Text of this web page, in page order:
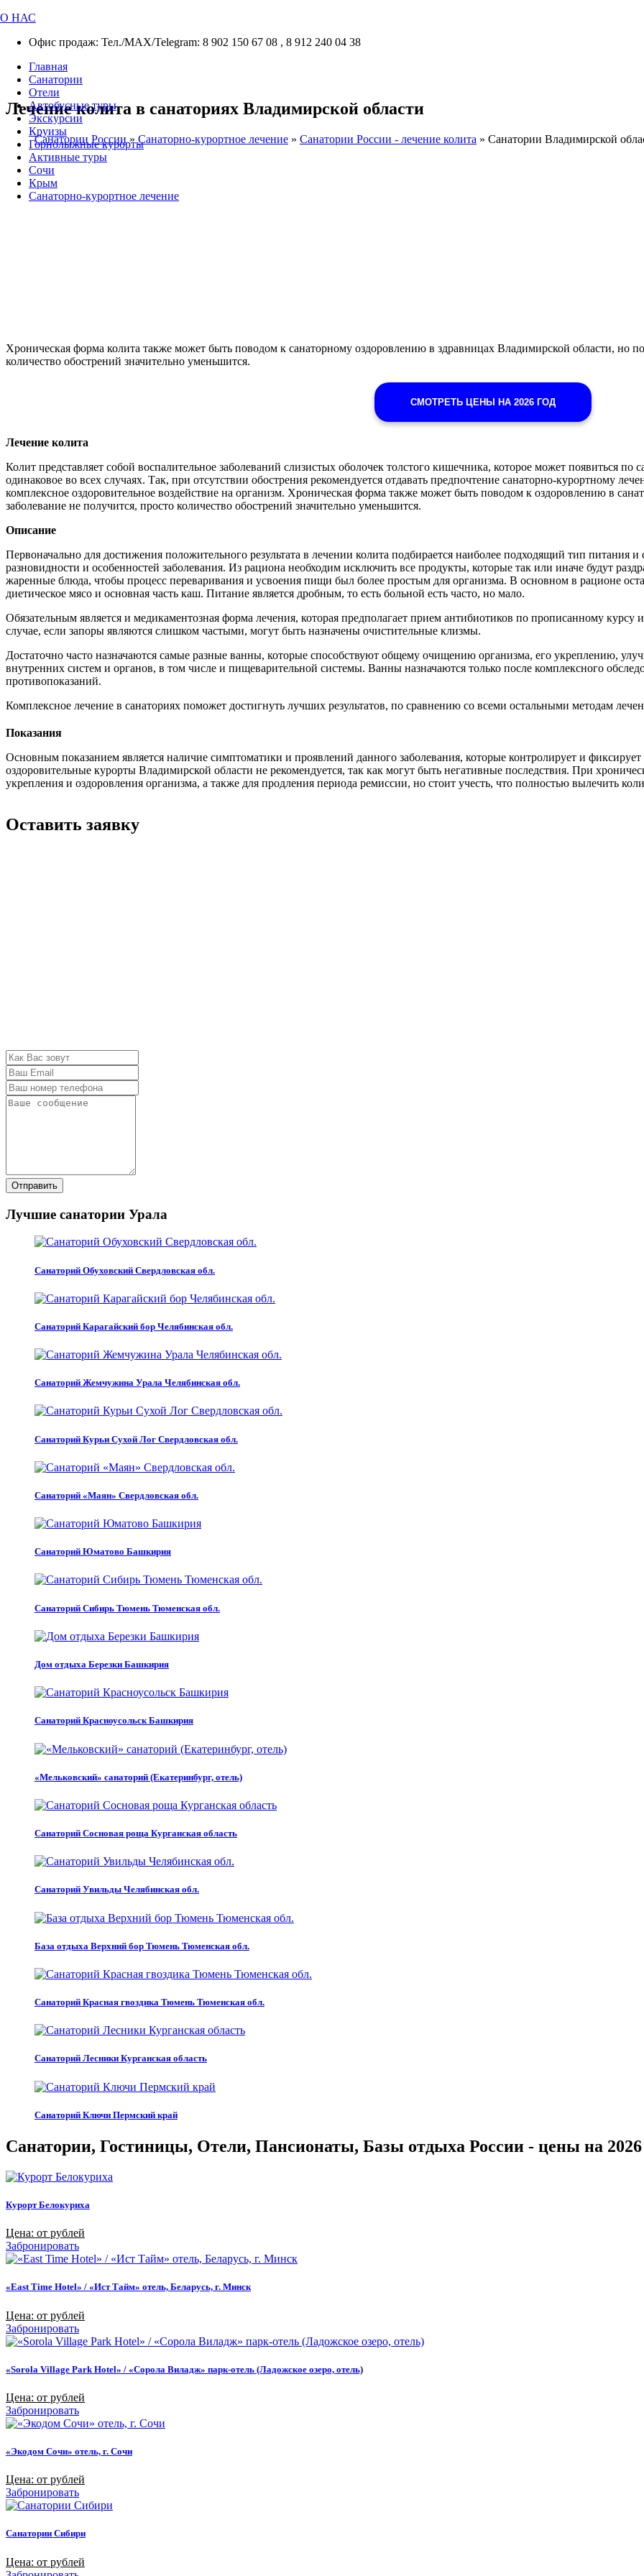
О НАС
Офис продаж: Тел./МАХ/Telegram: 8 902 150 67 08 , 8 912 240 04 38
Главная
Санатории
Отели
Автобусные туры
Экскурсии
Круизы
Горнолыжные курорты
Активные туры
Сочи
Крым
Санаторно-курортное лечение
Лечение колита в санаториях Владимирской области
Санатории России » Санаторно-курортное лечение » Санатории России - лечение колита » Санатории Владимирской
Хроническая форма колита также может быть поводом к санаторному оздоровлению в здравницах Владимирской области, но
количество обострений значительно уменьшится.
СМОТРЕТЬ ЦЕНЫ НА 2026 ГОД
Лечение колита
Колит представляет собой воспалительное заболеваний слизистых оболочек толстого кишечника, которое может появиться
одинаковое во всех случаях. Так, при отсутствии обострения рекомендуется отдавать предпочтение санаторно-курортному
комплексное оздоровительное воздействие на организм. Хроническая форма также может быть поводом к оздоровлению в
заболевание не получится, просто количество обострений значительно уменьшится.
Описание
Первоначально для достижения положительного результата в лечении колита подбирается наиболее подходящий тип питания и
разновидности и особенностей заболевания. Из рациона необходим исключить все продукты, которые так или иначе будут
жаренные блюда, чтобы процесс переваривания и усвоения пищи был более простым для организма. В основном в рационе
диетическое мясо и основная часть каш. Питание является дробным, то есть больной есть часто, но мало.
Обязательным является и медикаментозная форма лечения, которая предполагает прием антибиотиков по прописанному
случае, если запоры являются слишком частыми, могут быть назначены очистительные клизмы.
Достаточно часто назначаются самые разные ванны, которые способствуют общему очищению организма, его укреплению,
внутренних систем и органов, в том числе и пищеварительной системы. Ванны назначаются только после комплексного
противопоказаний.
Комплексное лечение в санаториях поможет достигнуть лучших результатов, по сравнению со всеми остальными методам
Показания
Основным показанием является наличие симптоматики и проявлений данного заболевания, которые контролирует и
оздоровительные курорты Владимирской области не рекомендуется, так как могут быть негативные последствия. При
укрепления и оздоровления организма, а также для продления периода ремиссии, но стоит учесть, что полностью вылечить
Оставить заявку
Отправить
Лучшие санатории Урала
Санаторий Обуховский Свердловская обл.
Санаторий Карагайский бор Челябинская обл.
Санаторий Жемчужина Урала Челябинская обл.
Санаторий Курьи Сухой Лог Свердловская обл.
Санаторий «Маян» Свердловская обл.
Санаторий Юматово Башкирия
Санаторий Сибирь Тюмень Тюменская обл.
Дом отдыха Березки Башкирия
Санаторий Красноусольск Башкирия
«Мельковский» санаторий (Екатеринбург, отель)
Санаторий Сосновая роща Курганская область
Санаторий Увильды Челябинская обл.
База отдыха Верхний бор Тюмень Тюменская обл.
Санаторий Красная гвоздика Тюмень Тюменская обл.
Санаторий Лесники Курганская область
Санаторий Ключи Пермский край
Санатории, Гостиницы, Отели, Пансионаты, Базы отдыха России - цены на 2026
Курорт Белокуриха
Цена: от рублей
Забронировать
«East Time Hotel» / «Ист Тайм» отель, Беларусь, г. Минск
Цена: от рублей
Забронировать
«Sorola Village Park Hotel» / «Сорола Виладж» парк-отель (Ладожское озеро, отель)
Цена: от рублей
Забронировать
«Экодом Сочи» отель, г. Сочи
Цена: от рублей
Забронировать
Санатории Сибири
Цена: от рублей